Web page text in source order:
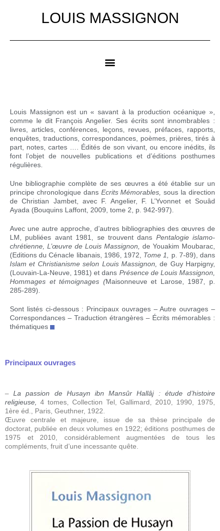
LOUIS MASSIGNON
Louis Massignon est un « savant à la production océanique »
comme le dit François Angelier. Ses écrits sont innombrables :
livres, articles, conférences, leçons, revues, préfaces, rapports,
enquêtes, traductions, correspondances, poèmes, prières, tirés à
part, notes, cartes …. Édités de son vivant, ou encore inédits, ils
font l’objet de nouvelles publications et d’éditions posthumes
régulières.
Une bibliographie complète de ses œuvres a été établie sur un
principe chronologique dans Ecrits Mémorables, sous la direction
de Christian Jambet, avec F. Angelier, F. L’Yvonnet et Souâd
Ayada (Bouquins Laffont, 2009, tome 2, p. 942-997).
Avec une autre approche, d’autres bibliographies des œuvres de
LM, publiées avant 1981, se trouvent dans Pentalogie islamo-
chrétienne, L’œuvre de Louis Massignon de Youakim Moubarac
(Editions du Cénacle libanais, 1986, 1972, Tome 1, p. 7-89), dans
Islam et Christianisme selon Louis Massignon,de Guy Harpigny,
(Louvain-La-Neuve, 1981) et dans Présence de Louis Massignon,
Hommages et témoignages (Maisonneuve et Larose, 1987, p.
285-289).
Sont listés ci-dessous : Principaux ouvrages–Autre ouvrages –
Correspondances – Traduction étrangères – Écrits mémorables :
thématiques
Principaux ouvrages
–La passion de Husayn ibn Mansûr Hallâj : étude d’histoire
religieuse,
4 tomes, Collection Tel, Gallimard, 2010, 1990, 1975,
1ère éd., Paris, Geuthner, 1922.
Œuvre centrale et majeure, issue de sa thèse principale de
doctorat, publiée en deux volumes en 1922; éditions posthumes de
1975 et 2010, considérablement augmentées de tous les
compléments, fruit d’une incessante quête.